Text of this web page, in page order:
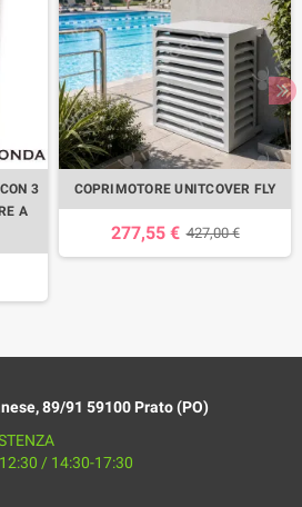
3
A
COPRIMOTORE UNITCOVER FLY
277,55 € 427,00 €
89/91 59100 Prato (PO)
/ 14:30-17:30